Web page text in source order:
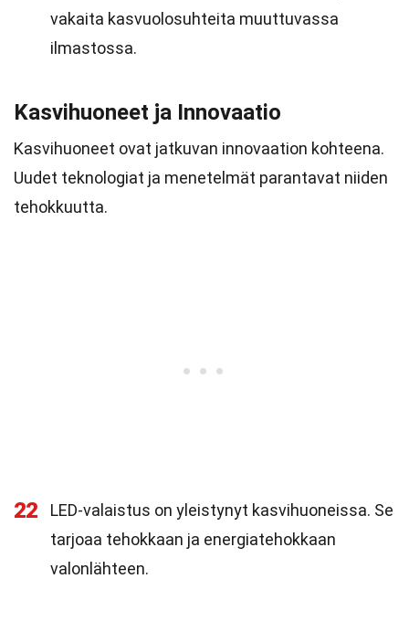
vakaita kasvuolosuhteita muuttuvassa
ilmastossa.
Kasvihuoneet ja Innovaatio
Kasvihuoneet ovat jatkuvan innovaation kohteena.
Uudet teknologiat ja menetelmät parantavat niiden
tehokkuutta.
22
LED-valaistus on yleistynyt kasvihuoneissa. Se
tarjoaa tehokkaan ja energiatehokkaan
valonlähteen.